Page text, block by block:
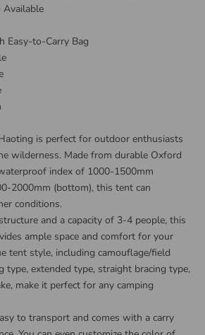
Available
Easy-to-Carry Bag
is perfect for outdoor enthusiasts
wilderness. Made from durable Oxford
index of 1000-1500mm
2000mm (bottom), this tent can
conditions.
and a capacity of 3-4 people, this
ample space and comfort for your
tent style, including camouflage/field
type, extended type, straight bracing type,
make it perfect for any camping
to transport and comes with a carry